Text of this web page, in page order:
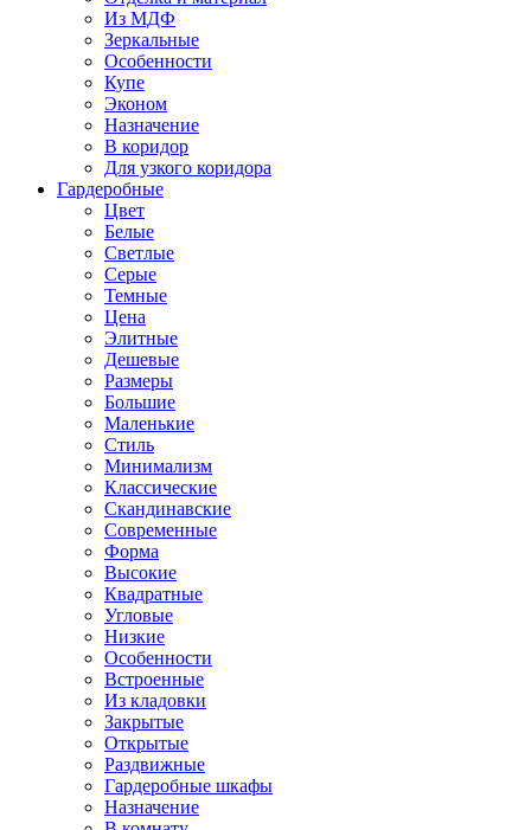
Из МДФ
Зеркальные
Особенности
Купе
Эконом
Назначение
В коридор
Для узкого коридора
Гардеробные
Цвет
Белые
Светлые
Серые
Темные
Цена
Элитные
Дешевые
Размеры
Большие
Маленькие
Стиль
Минимализм
Классические
Скандинавские
Современные
Форма
Высокие
Квадратные
Угловые
Низкие
Особенности
Встроенные
Из кладовки
Закрытые
Открытые
Раздвижные
Гардеробные шкафы
Назначение